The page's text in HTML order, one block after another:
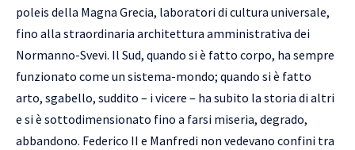
poleis della Magna Grecia, laboratori di cultura universale,
fino alla straordinaria architettura amministrativa dei
Normanno-Svevi. Il Sud, quando si è fatto corpo, ha sempre
funzionato come un sistema-mondo; quando si è fatto
arto, sgabello, suddito – i vicere – ha subito la storia di altri
e si è sottodimensionato fino a farsi miseria, degrado,
abbandono. Federico II e Manfredi non vedevano confini tra